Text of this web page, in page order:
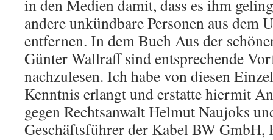
in den Medien damit, dass es ihm
andere unkündbare Personen aus dem
entfernen. In dem Buch Aus der
Günter Wallraff sind entsprechende
nachzulesen. Ich habe von diesen
Kenntnis erlangt und erstatte hiermit
gegen Rechtsanwalt Helmut Naujoks
Geschäftsführer der Kabel BW GmbH,